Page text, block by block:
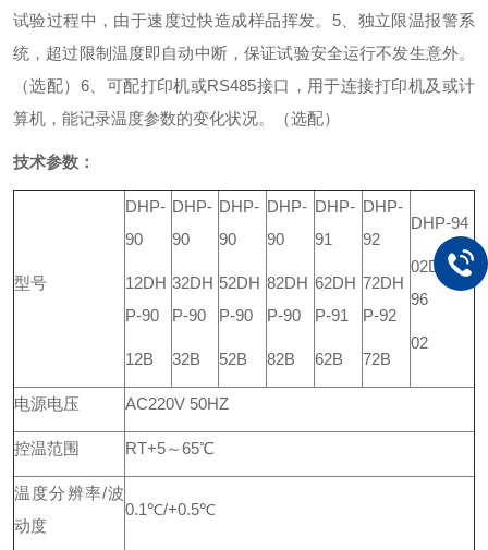
试验过程中，由于速度过快造成样品挥发。 5、独立限温报警系
统，超过限制温度即自动中断，保证试验安全运行不发生意外。
（选配） 6、可配打印机或RS485接口，用于连接打印机及或计
算机，能记录温度参数的变化状况。（选配）
技术参数：
型号
DHP-
90
12DH
P-90
12B
DHP-
90
32DH
P-90
32B
DHP-
90
52DH
P-90
52B
DHP-
90
82DH
P-90
82B
DHP-
91
62DH
P-91
62B
DHP-
92
72DH
P-92
72B
DHP-94
02DHP-
96
02
电源电压 AC220V 50HZ
控温范围 RT+5～65℃
温度分辨率/波
动度
0.1℃/+0.5℃